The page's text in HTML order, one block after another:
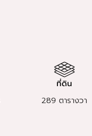
289 ตารางวา